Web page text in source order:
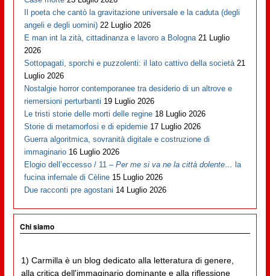
Il poeta che cantò la gravitazione universale e la caduta (degli
angeli e degli uomini) 22 Luglio 2026
E man int la zità, cittadinanza e lavoro a Bologna 21 Luglio
2026
Sottopagati, sporchi e puzzolenti: il lato cattivo della società 21
Luglio 2026
Nostalgie horror contemporanee tra desiderio di un altrove e
riemersioni perturbanti 19 Luglio 2026
Le tristi storie delle morti delle regine 18 Luglio 2026
Storie di metamorfosi e di epidemie 17 Luglio 2026
Guerra algoritmica, sovranità digitale e costruzione di
immaginario 16 Luglio 2026
Elogio dell’eccesso / 11 –Per me si va ne la città dolente… la
fucina infernale di Cèline 15 Luglio 2026
Due racconti pre agostani 14 Luglio 2026
Chi siamo
1) Carmilla è un blog dedicato alla letteratura di genere,
alla critica dell'immaginario dominante e alla riflessione